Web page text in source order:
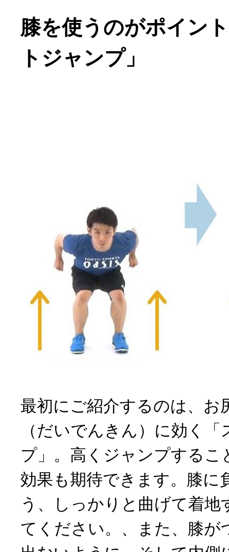
膝を使うのがポイン
トジャンプ」
最初にご紹介するのは、お
（だいでんきん）に効く
プ」。高くジャンプするこ
効果も期待できます。膝に
う、しっかりと曲げて着
てください。、また、膝が